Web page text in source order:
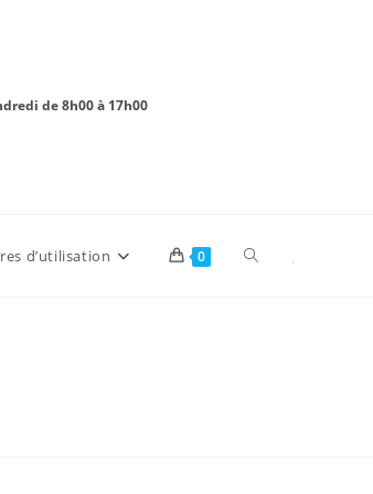
de 8h00 à 17h00
d’utilisation 0 Toggle